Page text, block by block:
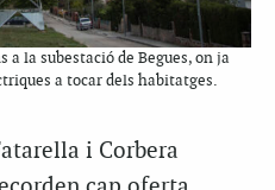
a la subestació de Begues, on ja
a tocar dels habitatges.
i Corbera